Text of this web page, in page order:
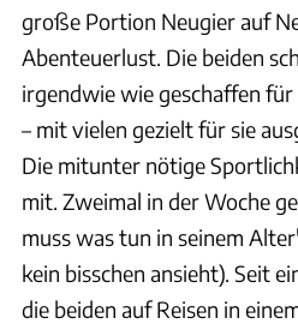
große Portion Neugier auf
Abenteuerlust. Die beiden
irgendwie wie geschaffen
– mit vielen gezielt für sie
Die mitunter nötige
mit. Zweimal in der Woche
muss was tun in seinem
kein bisschen ansieht). Seit
die beiden auf Reisen in